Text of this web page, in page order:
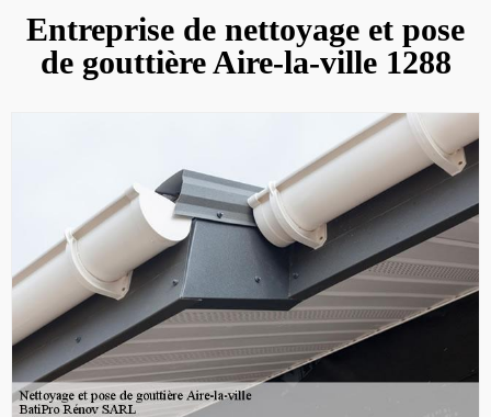
Entreprise de nettoyage et pose
de gouttière Aire-la-ville 1288